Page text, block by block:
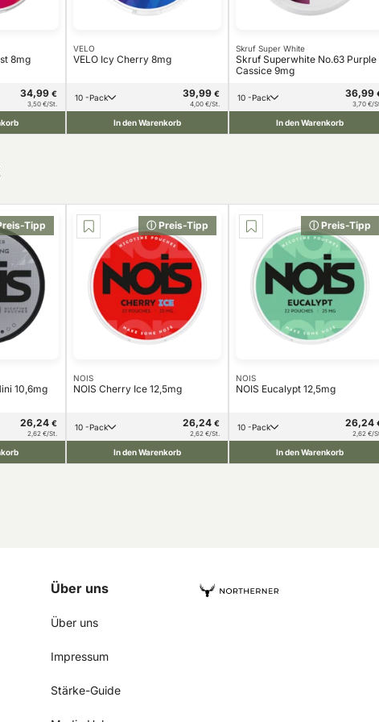
8mg
34,99 €
3,50 €/St.
VELO
VELO Icy Cherry 8mg
10 -Pack 39,99 €
4,00 €/St.
In den Warenkorb
Skruf Super White
Skruf Superwhite No.63 Purple
Cassice 9mg
10 -Pack 36,99
3,70 €/St.
In den Warenkorb
Tipp
10,6mg
26,24 €
2,62 €/St.
ⓘ Preis-Tipp
NOIS
NOIS Cherry Ice 12,5mg
10 -Pack 26,24 €
2,62 €/St.
In den Warenkorb
ⓘ Preis-Tipp
NOIS
NOIS Eucalypt 12,5mg
10 -Pack 26,24
2,62 €/St.
In den Warenkorb
Über uns
Über uns
Impressum
Stärke-Guide